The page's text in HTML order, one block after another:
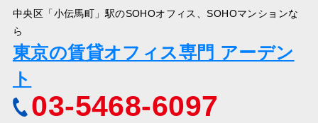
中央区「小伝馬町」駅のSOHOオフィス、SOHOマンションな
ら
東京の賃貸オフィス専門 アーデン
ト
03-5468-6097